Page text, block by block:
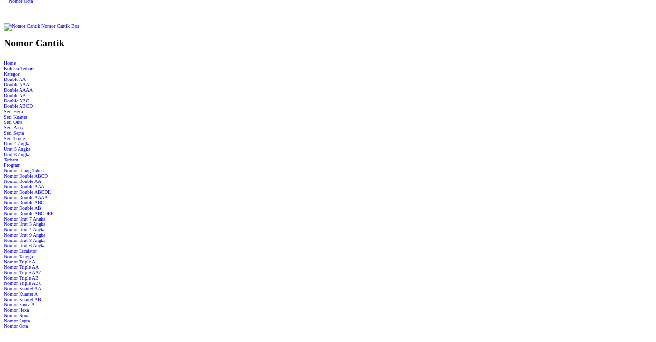
Nomor Octa
Nomor Cantik
Home
Koleksi Terbaik
Kategori
Double AA
Double AAA
Double AAAA
Double AB
Double ABC
Double ABCD
Seri Hexa
Seri Kuartet
Seri Okta
Seri Panca
Seri Septa
Seri Triple
Urut 4 Angka
Urut 5 Angka
Urut 6 Angka
Terbaru
Program
Nomor Ulang Tahun
Nomor Double ABCD
Nomor Double AA
Nomor Double AAA
Nomor Double ABCDE
Nomor Double AAAA
Nomor Double ABC
Nomor Double AB
Nomor Double ABCDEF
Nomor Urut 7 Angka
Nomor Urut 5 Angka
Nomor Urut 4 Angka
Nomor Urut 9 Angka
Nomor Urut 8 Angka
Nomor Urut 6 Angka
Nomor Escalator
Nomor Tangga
Nomor Triple A
Nomor Triple AA
Nomor Triple AAA
Nomor Triple AB
Nomor Triple ABC
Nomor Kuartet AA
Nomor Kuartet A
Nomor Kuartet AB
Nomor Panca A
Nomor Hexa
Nomor Nona
Nomor Septa
Nomor Octa